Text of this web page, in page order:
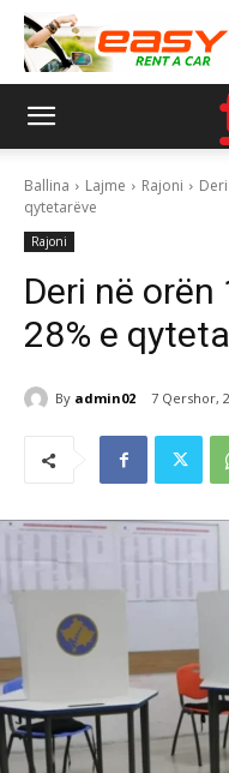
Ballina Lajme Rajoni
qytetarëve
Rajoni
Deri në
28% e
By admin02 7 Qershor,